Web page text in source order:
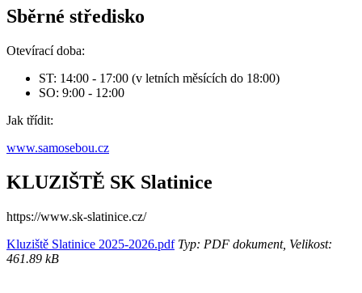
Sběrné středisko
Otevírací doba:
ST: 14:00 - 17:00 (v letních měsících do 18:00)
SO: 9:00 - 12:00
Jak třídit:
www.samosebou.cz
KLUZIŠTĚ SK Slatinice
https://www.sk-slatinice.cz/
Kluziště Slatinice 2025-2026.pdfTyp: PDF dokument, Velikost:
461.89 kB